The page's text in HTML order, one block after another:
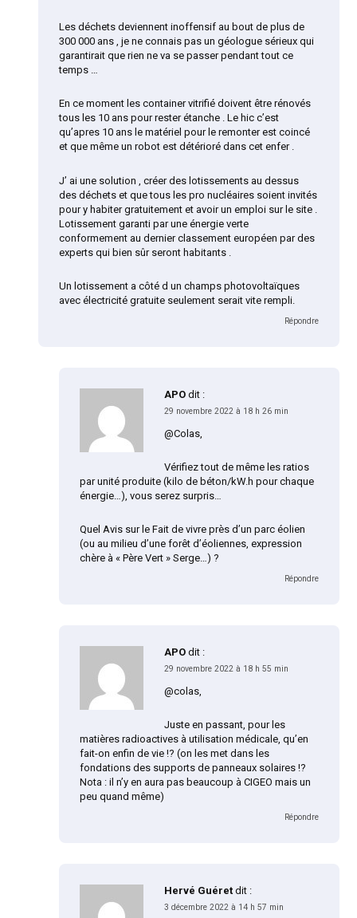
Les déchets deviennent inoffensif au bout de plus de
300 000 ans , je ne connais pas un géologue sérieux qui
garantirait que rien ne va se passer pendant tout ce
temps …
En ce moment les container vitrifié doivent être rénovés
tous les 10 ans pour rester étanche . Le hic c’est
qu’apres 10 ans le matériel pour le remonter est coincé
et que même un robot est détérioré dans cet enfer .
J’ ai une solution , créer des lotissements au dessus
des déchets et que tous les pro nucléaires soient invités
pour y habiter gratuitement et avoir un emploi sur le site .
Lotissement garanti par une énergie verte
conformement au dernier classement européen par des
experts qui bien sûr seront habitants .
Un lotissement a côté d un champs photovoltaïques
avec électricité gratuite seulement serait vite rempli.
Répondre
APO dit :
29 novembre 2022 à 18 h 26 min
@Colas,
Vérifiez tout de même les ratios
par unité produite (kilo de béton/kW.h pour chaque
énergie…), vous serez surpris…
Quel Avis sur le Fait de vivre près d’un parc éolien
(ou au milieu d’une forêt d’éoliennes, expression
chère à « Père Vert » Serge…) ?
Répondre
APO dit :
29 novembre 2022 à 18 h 55 min
@colas,
Juste en passant, pour les
matières radioactives à utilisation médicale, qu’en
fait-on enfin de vie !? (on les met dans les
fondations des supports de panneaux solaires !?
Nota : il n’y en aura pas beaucoup à CIGEO mais un
peu quand même)
Répondre
Hervé Guéret dit :
3 décembre 2022 à 14 h 57 min